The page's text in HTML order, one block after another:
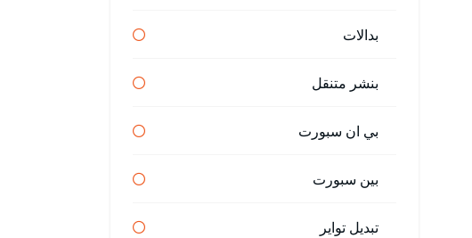
بدالات
بنشر متنقل
بي ان سبورت
بين سبورت
تبديل تواير